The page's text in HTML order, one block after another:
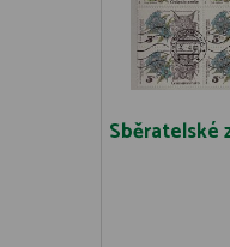
Sběratelské